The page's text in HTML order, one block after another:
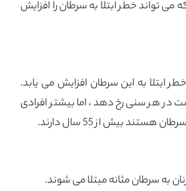
می تواند خطر ابتلا به سرطان را افزایش
ابتلا به این سرطان افزایش می یابد.
در هر سنی رخ دهد ، اما بیشتر افرادی
هستند بیش از 55 سال دارند.
به سرطان مثانه مبتلا می شوند.